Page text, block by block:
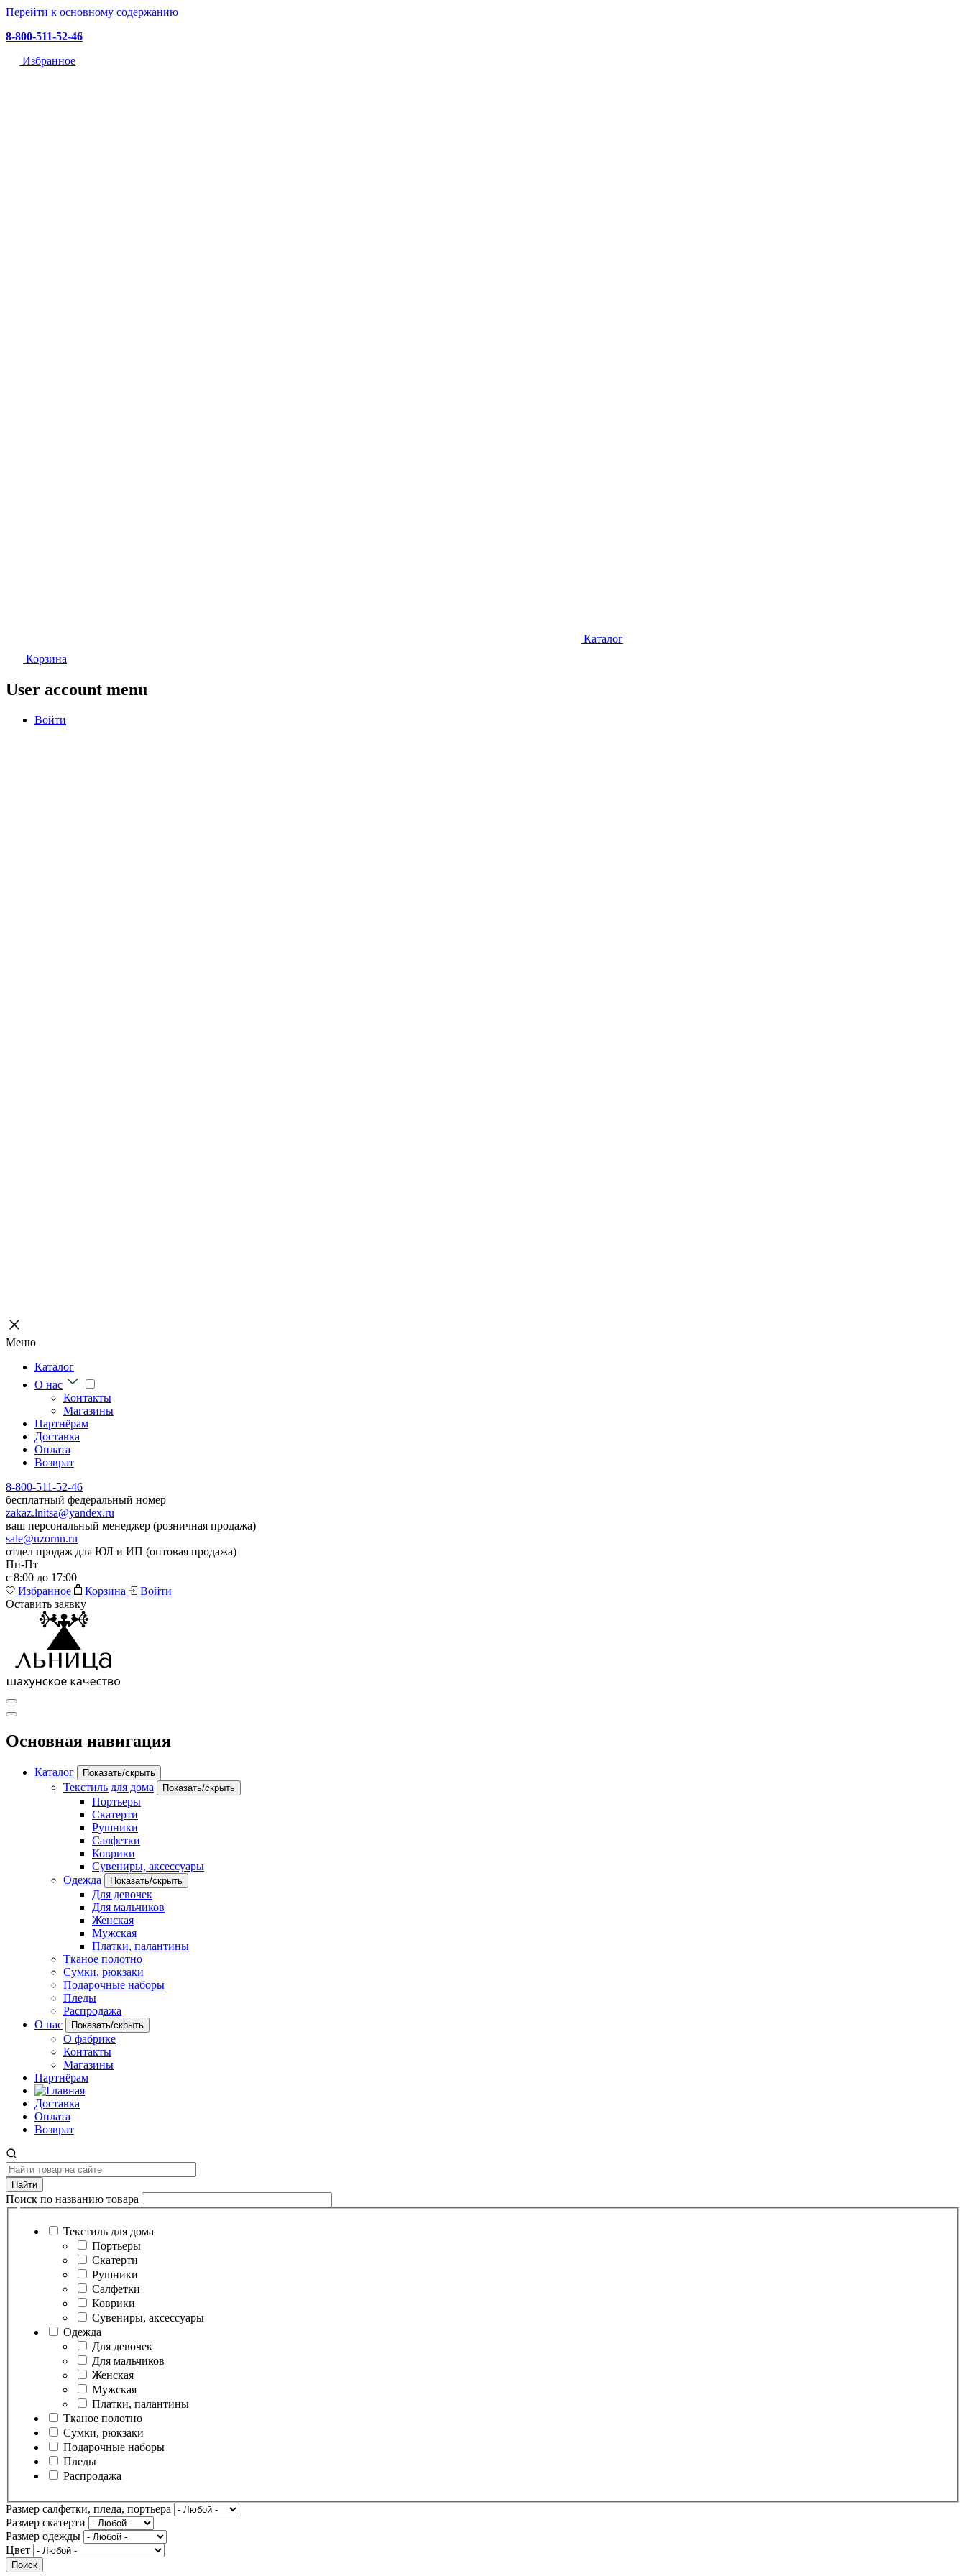
Перейти к основному содержанию
8-800-511-52-46
Избранное
Каталог
Корзина
User account menu
Войти
Меню
Каталог
О нас
Контакты
Магазины
Партнёрам
Доставка
Оплата
Возврат
8-800-511-52-46
бесплатный федеральный номер
zakaz.lnitsa@yandex.ru
ваш персональный менеджер (розничная продажа)
sale@uzornn.ru
отдел продаж для ЮЛ и ИП (оптовая продажа)
Пн-Пт
с 8:00 до 17:00
Избранное
Корзина
Войти
Оставить заявку
Основная навигация
Каталог Показать/скрыть
Текстиль для дома Показать/скрыть
Портьеры
Скатерти
Рушники
Салфетки
Коврики
Сувениры, аксессуары
Одежда
Показать/скрыть
Для девочек
Для мальчиков
Женская
Мужская
Платки, палантины
Тканое полотно
Сумки, рюкзаки
Подарочные наборы
Пледы
Распродажа
О нас
Показать/скрыть
О фабрике
Контакты
Магазины
Партнёрам
Доставка
Оплата
Возврат
Найти
Поиск по названию товара
Текстиль для дома
Портьеры
Скатерти
Рушники
Салфетки
Коврики
Сувениры, аксессуары
Одежда
Для девочек
Для мальчиков
Женская
Мужская
Платки, палантины
Тканое полотно
Сумки, рюкзаки
Подарочные наборы
Пледы
Распродажа
Размер салфетки, пледа, портьера
Размер скатерти
Размер одежды
Цвет
Поиск